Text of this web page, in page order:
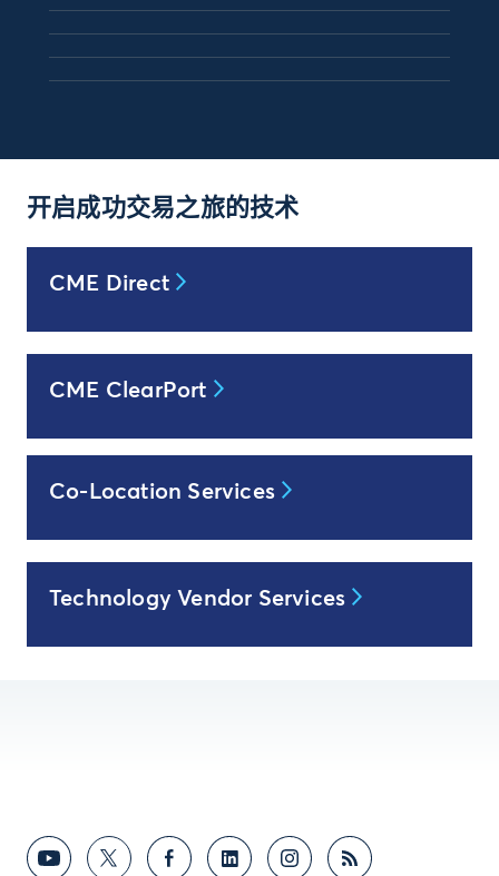
开启成功交易之旅的技术
CME Direct
CME ClearPort
Co-Location Services
Technology Vendor Services